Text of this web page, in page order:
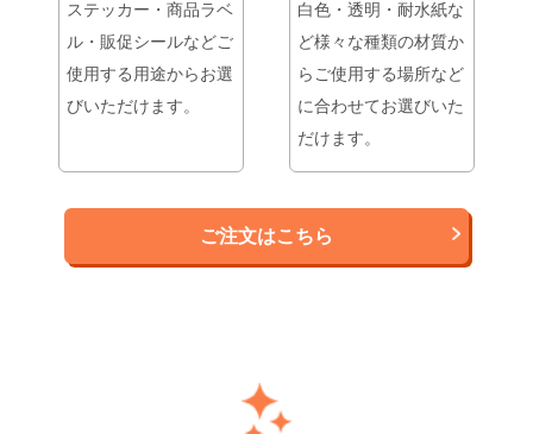
ステッカー・商品ラベ
ル・販促シールなどご
使用する用途からお選
びいただけます。
白色・透明・耐水紙な
ど様々な種類の材質か
らご使用する場所など
に合わせてお選びいた
だけます。
ご注文はこちら